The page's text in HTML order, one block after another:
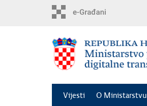
Vijesti O Ministarstvu